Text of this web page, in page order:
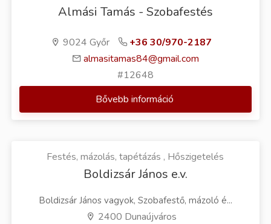
Almási Tamás - Szobafestés
9024 Győr
+36 30/970-2187
almasitamas84@gmail.com
#12648
Bővebb információ
Festés, mázolás, tapétázás , Hőszigetelés
Boldizsár János e.v.
Boldizsár János vagyok, Szobafestő, mázoló é...
2400 Dunaújváros